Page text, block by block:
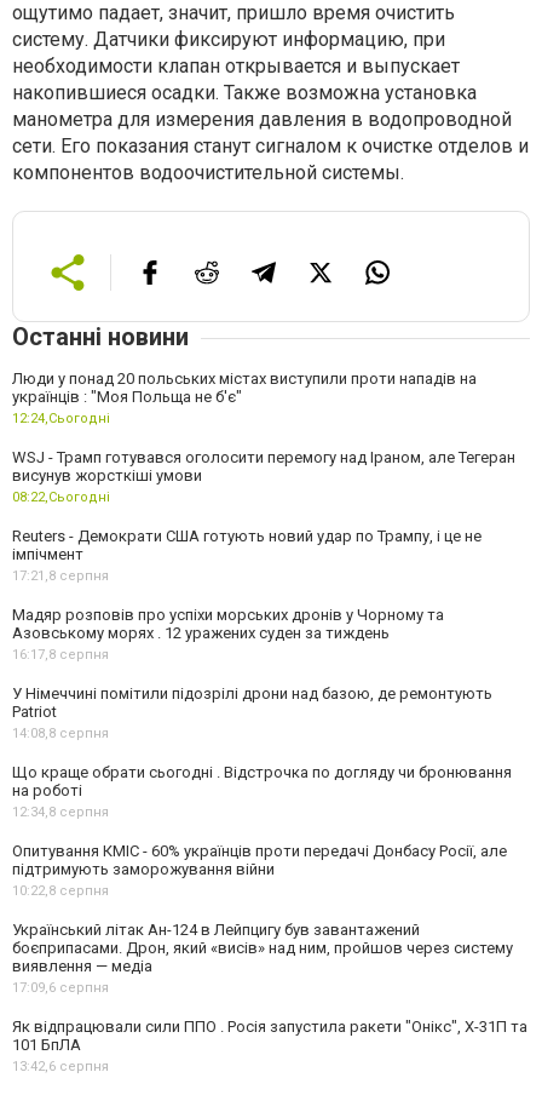
ощутимо падает, значит, пришло время очистить
систему. Датчики фиксируют информацию, при
необходимости клапан открывается и выпускает
накопившиеся осадки. Также возможна установка
манометра для измерения давления в водопроводной
сети. Его показания станут сигналом к очистке отделов и
компонентов водоочистительной системы.
Останні новини
Люди у понад 20 польських містах виступили проти нападів на
українців : "Моя Польща не б'є"
12:24,Сьогодні
WSJ - Трамп готувався оголосити перемогу над Іраном, але Тегеран
висунув жорсткіші умови
08:22,Сьогодні
Reuters - Демократи США готують новий удар по Трампу, і це не
імпічмент
17:21,8 серпня
Мадяр розповів про успіхи морських дронів у Чорному та
Азовському морях . 12 уражених суден за тиждень
16:17,8 серпня
У Німеччині помітили підозрілі дрони над базою, де ремонтують
Patriot
14:08,8 серпня
Що краще обрати сьогодні . Відстрочка по догляду чи бронювання
на роботі
12:34,8 серпня
Опитування КМІС - 60% українців проти передачі Донбасу Росії, але
підтримують заморожування війни
10:22,8 серпня
Український літак Ан-124 в Лейпцигу був завантажений
боєприпасами. Дрон, який «висів» над ним, пройшов через систему
виявлення — медіа
17:09,6 серпня
Як відпрацювали сили ППО . Росія запустила ракети "Онікс", Х-31П та
101 БпЛА
13:42,6 серпня